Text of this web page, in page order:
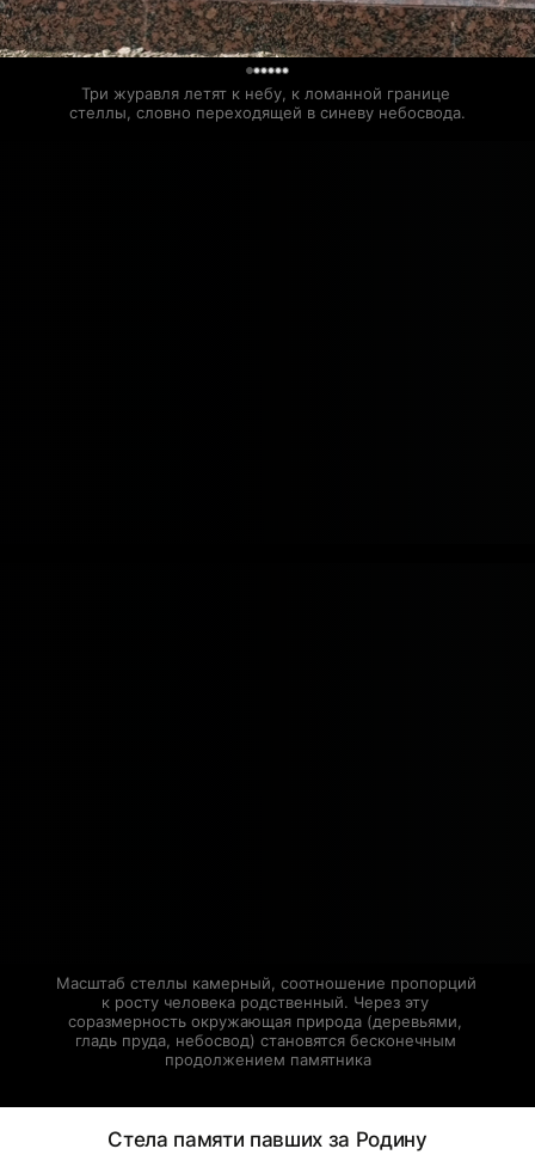
Три журавля летят к небу, к ломанной границе
стеллы, словно переходящей в синеву небосвода.
Масштаб стеллы камерный, соотношение пропорций
к росту человека родственный. Через эту
соразмерность окружающая природа (деревьями,
гладь пруда, небосвод) становятся бесконечным
продолжением памятника
Стела памяти павших за Родину